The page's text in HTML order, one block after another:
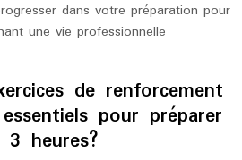
dans votre préparation pour
une vie professionnelle
de renforcement
pour préparer
heures?